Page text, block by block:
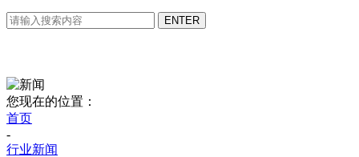
您现在的位置：
首页
-
行业新闻